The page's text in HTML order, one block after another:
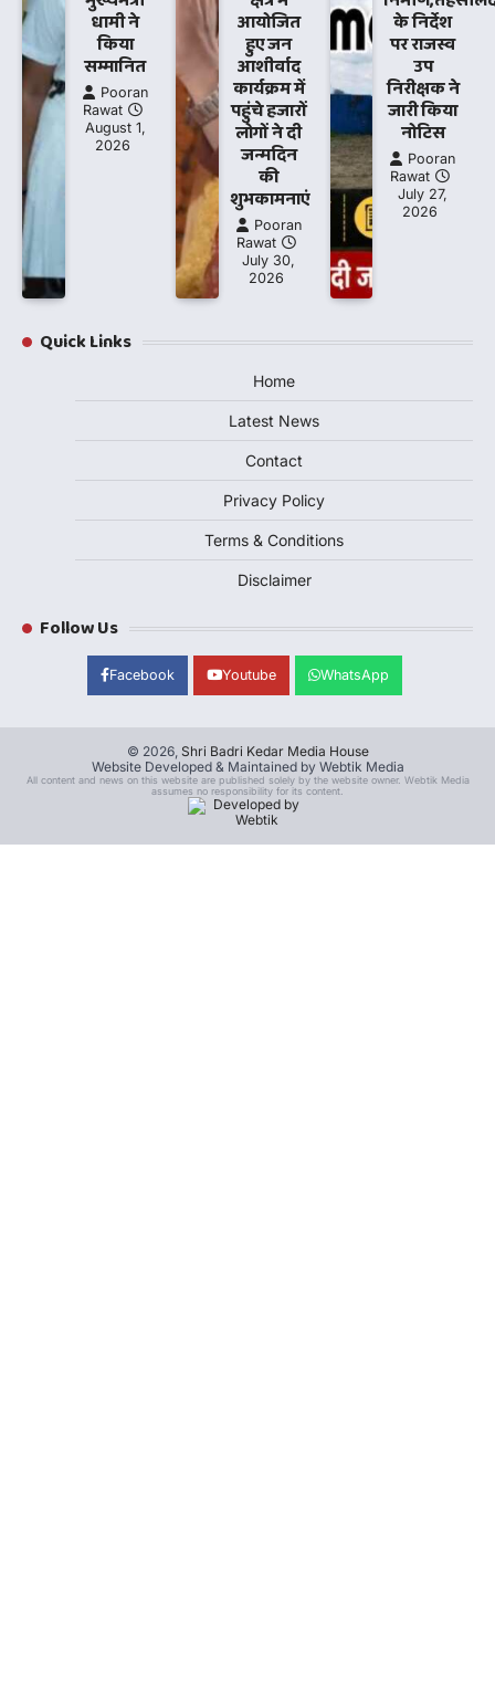
धामी ने
किया
सम्मानित
Pooran
Rawat
August 1,
2026
आयोजित
हुए जन
आशीर्वाद
कार्यक्रम में
पहुंचे हजारों
लोगों ने दी
जन्मदिन
की
शुभकामनाएं
Pooran
Rawat
July 30,
2026
के निर्देश
पर राजस्व
उप
निरीक्षक ने
जारी किया
नोटिस
Pooran
Rawat
July 27,
2026
Quick Links
Home
Latest News
Contact
Privacy Policy
Terms & Conditions
Disclaimer
Follow Us
Facebook Youtube WhatsApp
© 2026, Shri Badri Kedar Media House
Website Developed & Maintained by Webtik Media
All content and news on this website are published solely by the website owner. Webtik Media
assumes no responsibility for its content.